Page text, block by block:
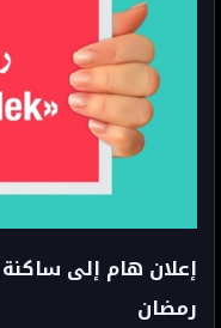
إعلان هام إلى
رمضان